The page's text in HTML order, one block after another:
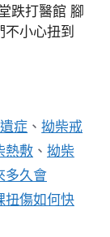
跌打醫館 腳
小心扭到
症 、拗柴戒
熱敷 、 拗柴
多久會
扭傷如何快